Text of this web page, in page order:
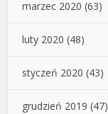
marzec 2020 (63)
luty 2020 (48)
styczeń 2020 (43)
grudzień 2019 (47)